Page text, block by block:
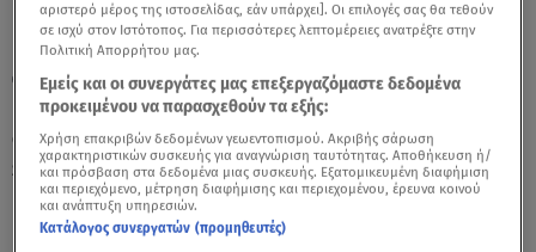
12.09.25, 17:17
Ελένη Φουρέιρα: Η νέα διεθνής
συνεργασία της με δύο παγκόσμιους
superstars
αριστερό μέρος της ιστοσελίδας, εάν υπάρχει]. Οι επιλογές σας θα τεθούν
σε ισχύ στον Ιστότοπος. Για περισσότερες λεπτομέρειες ανατρέξτε στην
Πολιτική Απορρήτου μας.
Εμείς και οι συνεργάτες μας επεξεργαζόμαστε δεδομένα
προκειμένου να παρασχεθούν τα εξής:
Χρήση επακριβών δεδομένων γεωεντοπισμού. Ακριβής σάρωση
χαρακτηριστικών συσκευής για αναγνώριση ταυτότητας. Αποθήκευση ή/
και πρόσβαση στα δεδομένα μιας συσκευής. Εξατομικευμένη διαφήμιση
και περιεχόμενο, μέτρηση διαφήμισης και περιεχομένου, έρευνα κοινού
και ανάπτυξη υπηρεσιών.
Κατάλογος συνεργατών (προμηθευτές)